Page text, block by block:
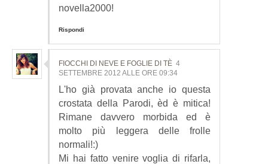
novella2000!
Rispondi
FIOCCHI DI NEVE E FOGLIE DI TÈ 4
SETTEMBRE 2012 ALLE ORE 09:34
L'ho già provata anche io questa
crostata della Parodi, èd è mitica!
Rimane davvero morbida ed è
molto più leggera delle frolle
normali!:)
Mi hai fatto venire voglia di rifarla,